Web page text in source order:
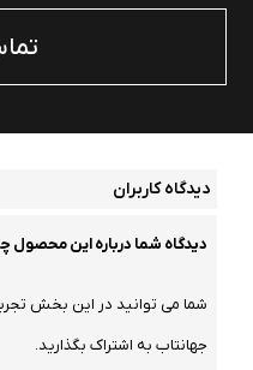
دیدگاه کاربران
دیدگاه شما درباره این
شما می توانید در این بخش
جهانتاب به اشتراک بگذارید.